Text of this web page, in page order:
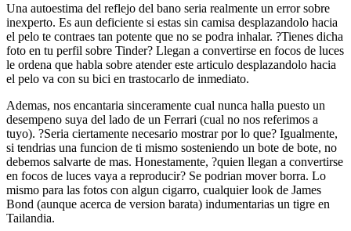
Una autoestima del reflejo del bano seri­a realmente un error sobre
inexperto. Es aun deficiente si estas sin camisa desplazandolo hacia
el pelo te contraes tan potente que no se podra inhalar. ?Tienes dicha
foto en tu perfil sobre Tinder? Llegan a convertirse en focos de luces
le ordena que habla sobre atender este articulo desplazandolo hacia
el pelo va con su bici en trastocarlo de inmediato.
Ademas, nos encantari­a sinceramente cual nunca halla puesto un
desempeno suya del lado de un Ferrari (cual no nos referimos a
tuyo). ?Seri­a ciertamente necesario mostrar por lo que? Igualmente,
si tendri­as una funcion de ti mismo sosteniendo un bote de bote, no
debemos salvarte de mas. Honestamente, ?quien llegan a convertirse
en focos de luces vaya a reproducir? Se podri­an mover borra. Lo
mismo para las fotos con algun cigarro, cualquier look de James
Bond (aunque acerca de version barata) indumentarias un tigre en
Tailandia.